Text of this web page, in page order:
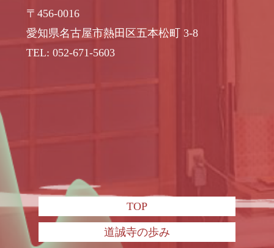
〒456-0016
愛知県名古屋市熱田区五本松町 3-8
TEL: 052-671-5603
TOP
道誠寺の歩み